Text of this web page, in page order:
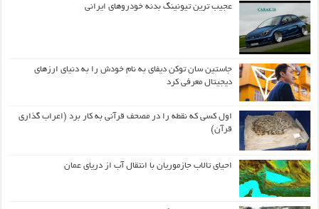
عجیب ترین تیونینگ بدنه خودروهای ایرانی
جاستین سان توکن دیفای به نام خودش را به دنیای ارزهای
دیجیتال معرفی کرد
اول كسی كه نقطه را در مصحف قرآنی به كار برد (اعراب گذاری
قرآن)
احیای تالاب جازموریان با انتقال آب از دریای عمان